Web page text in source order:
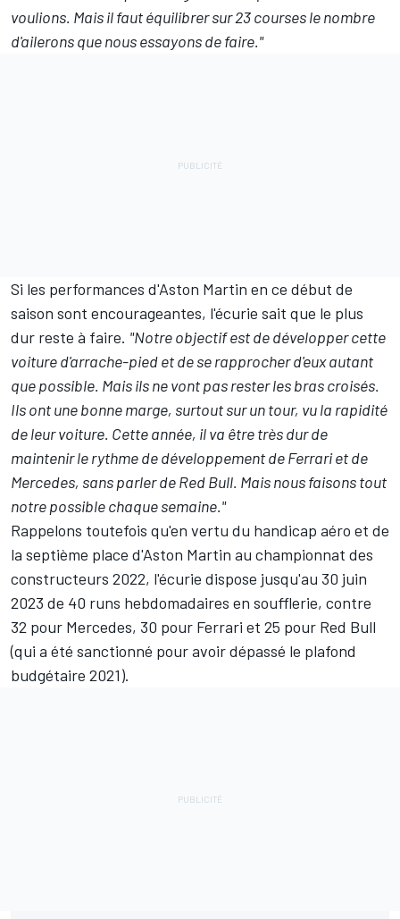
voulions. Mais il faut équilibrer sur 23 courses le nombre
d'ailerons que nous essayons de faire."
Si les performances d'Aston Martin en ce début de
saison sont encourageantes, l'écurie sait que le plus
dur reste à faire. "Notre objectif est de développer cette
voiture d'arrache-pied et de se rapprocher d'eux autant
que possible. Mais ils ne vont pas rester les bras croisés.
Ils ont une bonne marge, surtout sur un tour, vu la rapidité
de leur voiture. Cette année, il va être très dur de
maintenir le rythme de développement deFerrariet de
Mercedes, sans parler de Red Bull. Mais nous faisons tout
notre possible chaque semaine."
Rappelons toutefois qu'en vertu du handicap aéro et de
la septième place d'Aston Martin au championnat des
constructeurs 2022, l'écurie dispose jusqu'au 30 juin
2023 de 40 runs hebdomadaires en soufflerie, contre
32 pour Mercedes, 30 pour Ferrari et 25 pour Red Bull
(qui a été sanctionné pour avoir dépassé le plafond
budgétaire 2021).